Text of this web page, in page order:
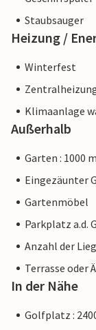
Staubsauger
Heizung /
Winterfest
Klimaanlage
Außerhalb
Garten : 1000
Eingezäunter
Gartenmöbel
Parkplatz a.d.
Anzahl der
Terrasse oder
In der Nähe
Golfplatz :